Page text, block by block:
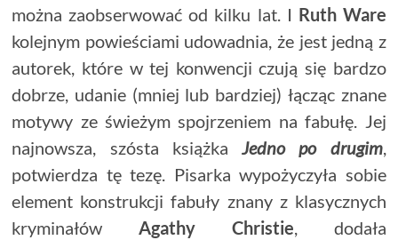
można zaobserwować od kilku lat. I Ruth Ware
kolejnym powieściami udowadnia, że jest jedną z
autorek, które w tej konwencji czują się bardzo
dobrze, udanie (mniej lub bardziej) łącząc znane
motywy ze świeżym spojrzeniem na fabułę. Jej
najnowsza, szósta książka Jedno po drugim,
potwierdza tę tezę. Pisarka wypożyczyła sobie
element konstrukcji fabuły znany z klasycznych
kryminałówAgathy Christie, dodała